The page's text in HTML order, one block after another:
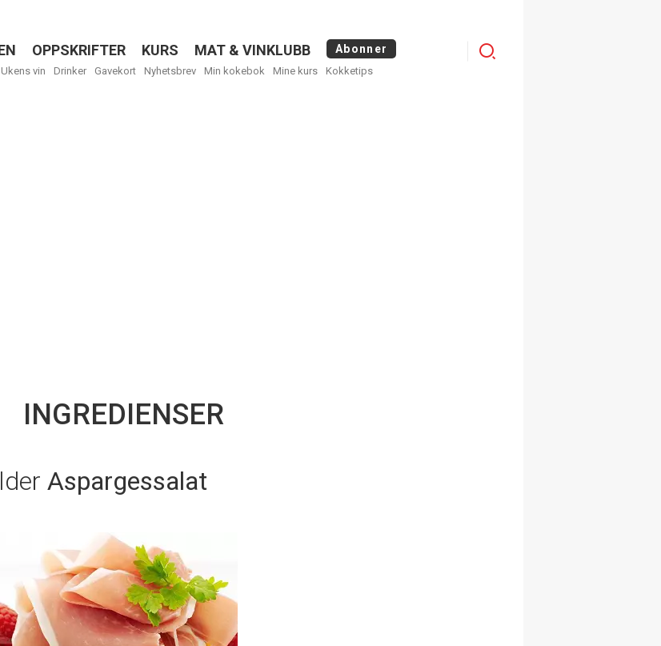
OPPSKRIFTER KURS MAT & VINKLUBB Abonner
Ukens vin Drinker Gavekort Nyhetsbrev Min kokebok Mine kurs Kokketips
Logg
INGREDIENSER
Aspargessalat